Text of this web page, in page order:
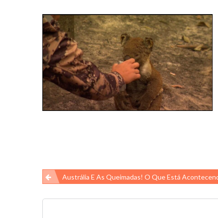
Navegação
de
Austrália E As Queimadas! O Que Está